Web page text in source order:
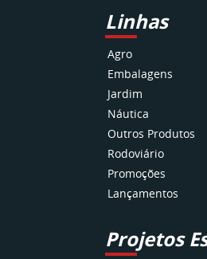
Linhas
Agro
Embalagens
Jardim
Náutica
Outros Produtos
Rodoviário
Promoções
Lançamentos
Projetos